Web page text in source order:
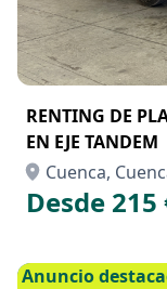
RENTING DE
EN EJE TANDEM
Cuenca,
Desde 215
Anuncio